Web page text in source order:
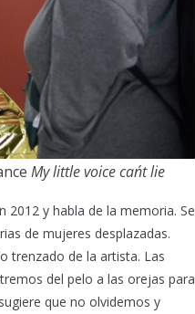
My little voice can´t lie
2012 y habla de la memoria. Se
de mujeres desplazadas.
trenzado de la artista. Las
del pelo a las orejas para
que no olvidemos y